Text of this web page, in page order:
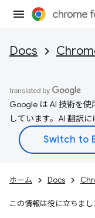
Docs
Google は AI 技術を使
しています。AI 翻訳
ホーム Docs
この情報は役に立ちまし